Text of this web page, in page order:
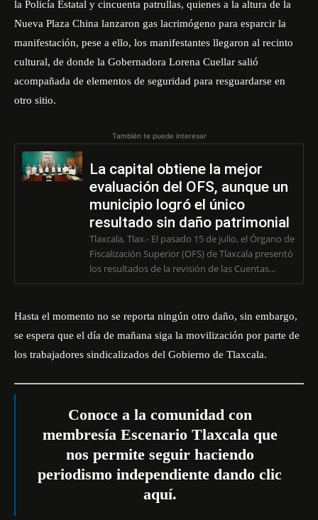
la Policía Estatal y cincuenta patrullas, quienes a la altura de la
Nueva Plaza China lanzaron gas lacrimógeno para esparcir la
manifestación, pese a ello, los manifestantes llegaron al recinto
cultural, de donde la Gobernadora Lorena Cuellar salió
acompañada de elementos de seguridad para resguardarse en
otro sitio.
También te puede interesar
La capital obtiene la mejor
evaluación del OFS, aunque un
municipio logró el único
resultado sin daño patrimonial
Tlaxcala, Tlax.- El pasado 15 de julio, el Órgano de
Fiscalización Superior (OFS) de Tlaxcala presentó
los resultados de la revisión de las Cuentas...
Hasta el momento no se reporta ningún otro daño, sin embargo,
se espera que el día de mañana siga la movilización por parte de
los trabajadores sindicalizados del Gobierno de Tlaxcala.
Conoce a la comunidad con
membresía Escenario Tlaxcala que
nos permite seguir haciendo
periodismo independiente dando clic
aquí.